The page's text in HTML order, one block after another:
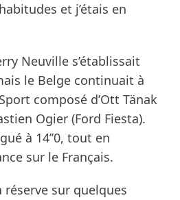
et j’étais en
Neuville s’établissait
le Belge continuait à
composé d’Ott Tänak
Ogier (Ford Fiesta).
à 14’’0, tout en
sur le Français.
sur quelques